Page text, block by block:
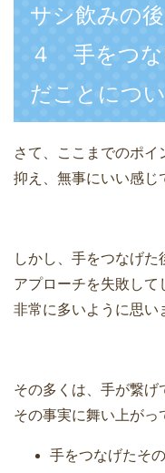
サシ飲みの
４ 手をつな
だことにつ
さて、ここまでのポイ
抑え、無事にいい感じ
しかし、手をつなげた
アプローチを失敗して
非常に多いように思い
その多くは、手が繋げ
その事実に舞い上がっ
手をつなげたそ